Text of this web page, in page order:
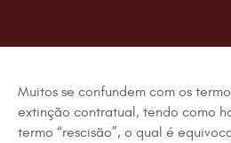
Muitos se confundem com os
extinção contratual, tendo como
termo “rescisão”, o qual é